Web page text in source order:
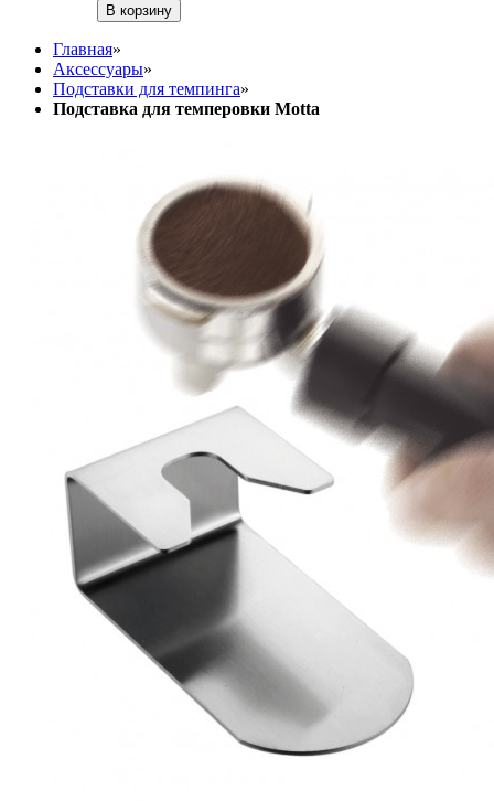
В корзину
Главная»
Аксессуары»
Подставки для темпинга»
Подставка для темперовки Motta